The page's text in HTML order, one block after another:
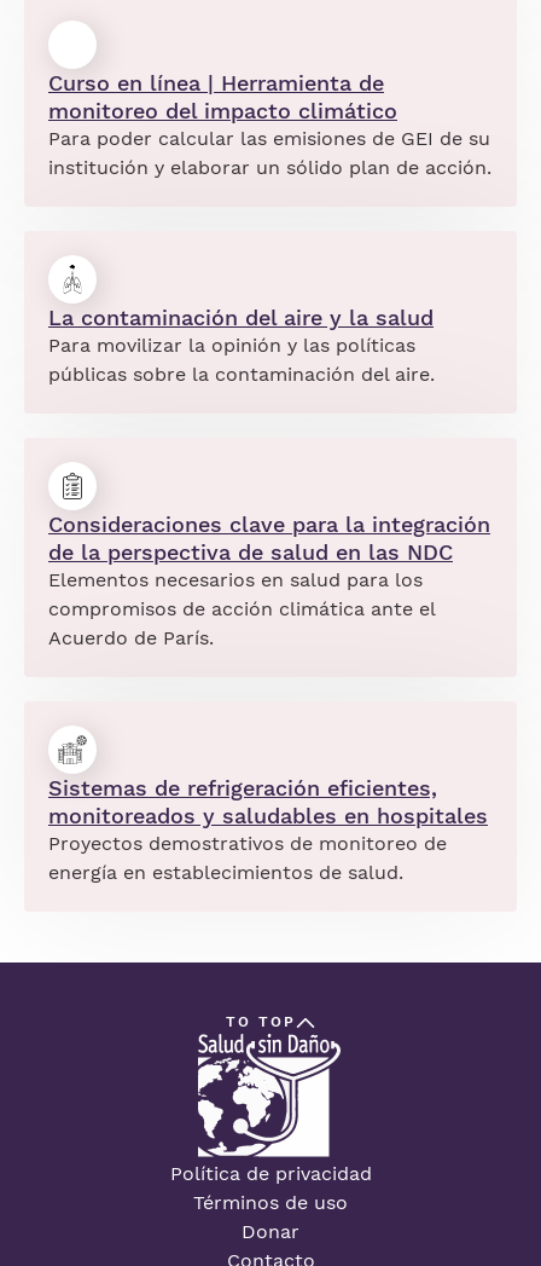
Curso en línea | Herramienta de
monitoreo del impacto climático
Para poder calcular las emisiones de GEI de su
institución y elaborar un sólido plan de acción.
La contaminación del aire y la salud
Para movilizar la opinión y las políticas
públicas sobre la contaminación del aire.
Consideraciones clave para la integración
de la perspectiva de salud en las NDC
Elementos necesarios en salud para los
compromisos de acción climática ante el
Acuerdo de París.
Sistemas de refrigeración eficientes,
monitoreados y saludables en hospitales
Proyectos demostrativos de monitoreo de
energía en establecimientos de salud.
TO TOP
Política de privacidad
Términos de uso
Donar
Contacto